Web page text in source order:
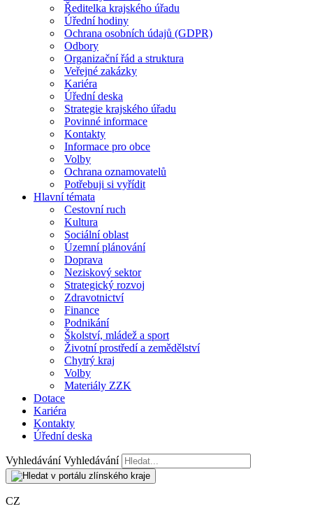
Ředitelka krajského úřadu
Úřední hodiny
Ochrana osobních údajů (GDPR)
Odbory
Organizační řád a struktura
Veřejné zakázky
Kariéra
Úřední deska
Strategie krajského úřadu
Povinné informace
Kontakty
Informace pro obce
Volby
Ochrana oznamovatelů
Potřebuji si vyřídit
Hlavní témata
Cestovní ruch
Kultura
Sociální oblast
Územní plánování
Doprava
Neziskový sektor
Strategický rozvoj
Zdravotnictví
Finance
Podnikání
Školství, mládež a sport
Životní prostředí a zemědělství
Chytrý kraj
Volby
Materiály ZZK
Dotace
Kariéra
Kontakty
Úřední deska
Vyhledávání Vyhledávání
CZ